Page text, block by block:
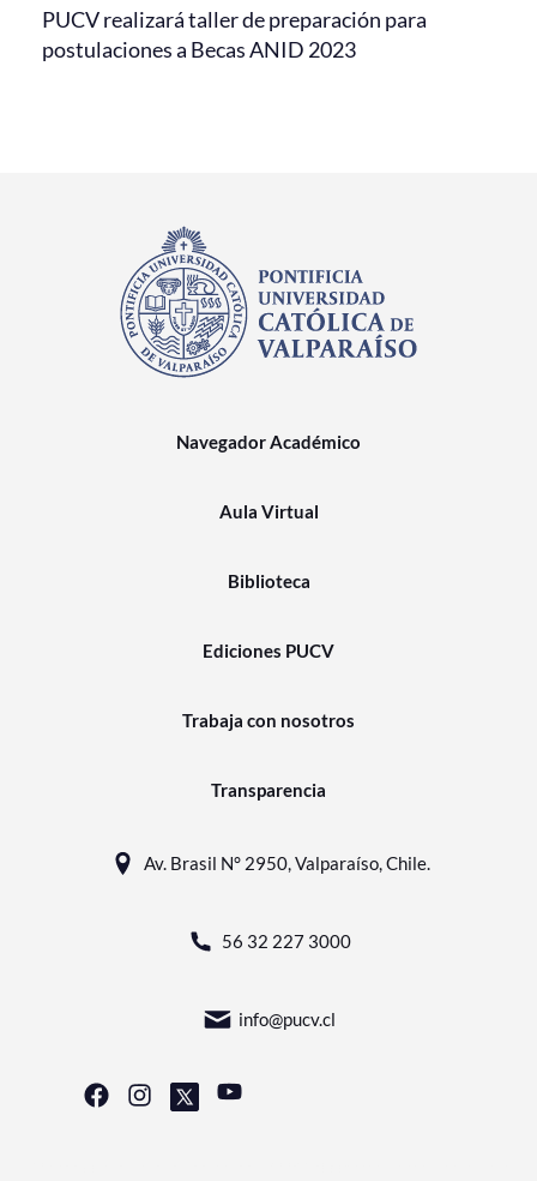
PUCV realizará taller de preparación para
postulaciones a Becas ANID 2023
Navegador Académico
Aula Virtual
Biblioteca
Ediciones PUCV
Trabaja con nosotros
Transparencia
Av. Brasil N° 2950, Valparaíso, Chile.
56 32 227 3000
info@pucv.cl